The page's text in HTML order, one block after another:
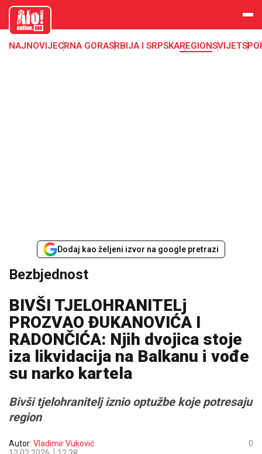
aloonline.
me
NAJNOVIJECRNA GORASRBIJA I SRPSKAREGIONSVIJET
Dodaj kao željeni izvor na google pretrazi
Bezbjednost
BIVŠI TJELOHRANITELj
PROZVAO ĐUKANOVIĆA I
RADONČIĆA: Njih dvojica stoje
iza likvidacija na Balkanu i vođe
su narko kartela
Bivši tjelohranitelj iznio optužbe koje potresaju
region
Autor: Vladimir Vuković
0